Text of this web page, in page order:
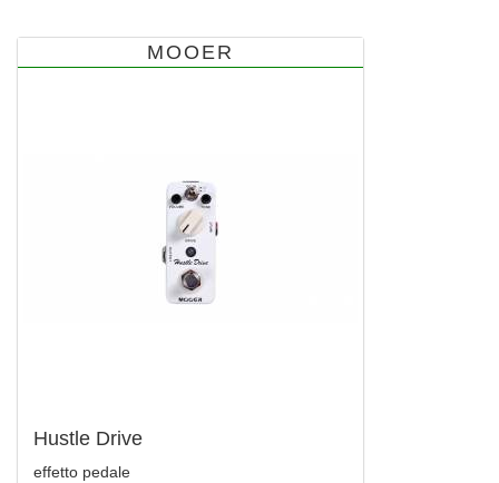
MOOER
Hustle Drive
effetto pedale